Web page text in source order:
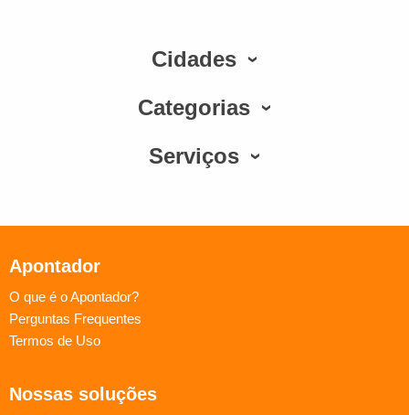
Cidades
Categorias
Serviços
Apontador
O que é o Apontador?
Perguntas Frequentes
Termos de Uso
Nossas soluções